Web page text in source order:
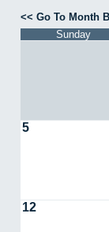
<< Go To Month
Sunday
5
12